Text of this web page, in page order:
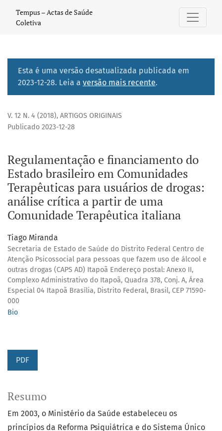
Regulamentação e financiamento do Estado brasileiro
Tempus – Actas de Saúde
Coletiva
Esta é uma versão desatualizada publicada em
2023-12-28. Leia a versão mais recente.
V. 12 N. 4 (2018), ARTIGOS ORIGINAIS
Regulamentação e financiamento do
Estado brasileiro em Comunidades
Terapêuticas para usuários de drogas:
análise crítica a partir de uma
Comunidade Terapêutica italiana
Publicado 2023-12-28
Tiago Miranda
Secretaria de Estado de Saúde do Distrito Federal Centro de
Atenção Psicossocial para pessoas que fazem uso de álcool e
outras drogas (CAPS AD) Itapoã Endereço postal: Anexo II,
Complexo Administrativo do Itapoã, Quadra 378, Conj. A, Área
Especial 04 Itapoã Brasília, Distrito Federal, Brasil, CEP 71590-
000
Bio
PDF
Resumo
Em 2003, o Ministério da Saúde estabeleceu os
princípios da Reforma Psiquiátrica e do Sistema Único